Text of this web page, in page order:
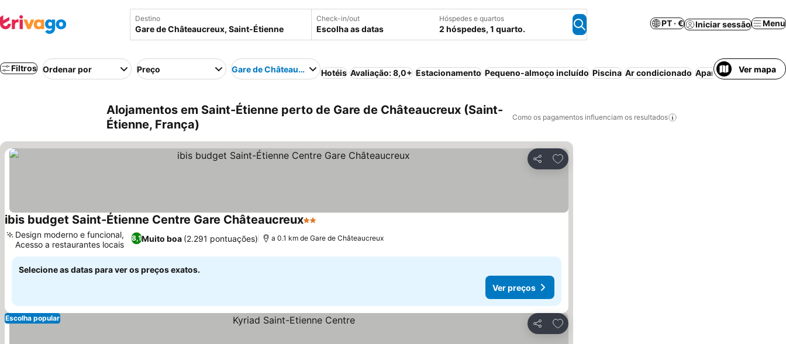
Destino Check-in/out
Escolha as datas
Hóspedes e quartos
2 hóspedes, 1 quarto.
PT · € Iniciar sessão Menu
Filtros Ordenar por Preço Gare de ChâteaucreuxHotéis Avaliação: 8,0+ Estacionamento Pequeno-almoço incluído Piscina Ar condicionado Aparthotel Casa/
Ver mapa
Alojamentos em Saint-Étienne perto de Gare de Châteaucreux (Saint-
Étienne, França)
Como os pagamentos influenciam os resultados
Partilhar
Adicionar aos favoritos
ibis budget Saint-Étienne Centre Gare Châteaucreux2 Estrelas
8,1Muito boa (2.291 pontuações)
Design moderno e funcional,
Acesso a restaurantes locais
a 0.1 km de Gare de Châteaucreux
Selecione as datas para ver os preços exatos.
Ver preços
Partilhar
Adicionar aos favoritos
Escolha popular